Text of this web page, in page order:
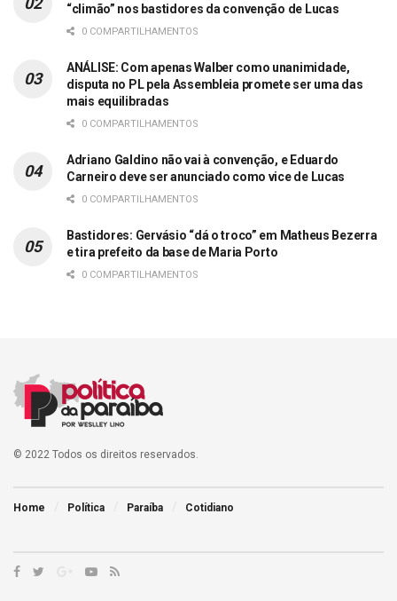
“climão” nos bastidores da convenção de Lucas
0 COMPARTILHAMENTOS
ANÁLISE: Com apenas Walber como unanimidade,
disputa no PL pela Assembleia promete ser uma das
mais equilibradas
0 COMPARTILHAMENTOS
Adriano Galdino não vai à convenção, e Eduardo
Carneiro deve ser anunciado como vice de Lucas
0 COMPARTILHAMENTOS
Bastidores: Gervásio “dá o troco” em Matheus Bezerra
e tira prefeito da base de Maria Porto
0 COMPARTILHAMENTOS
© 2022 Todos os direitos reservados.
Home Política Paraíba Cotidiano